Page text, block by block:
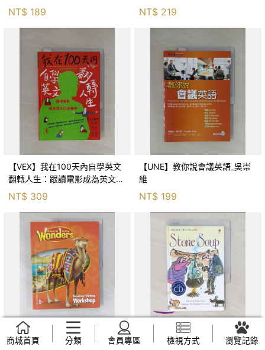
NT$ 189
小短句，打造小孩自然習慣聽說
英語的環境(QR
Code+CD)_Byou
NT$ 219
【VEX】我在100天內自學英文
翻轉人生：跟讀電影成為英文口
NT$ 309
【UNE】教你說會議英語_吳崇
維
NT$ 199
商城首頁 分類 會員專區 檢視方式 瀏覽記錄